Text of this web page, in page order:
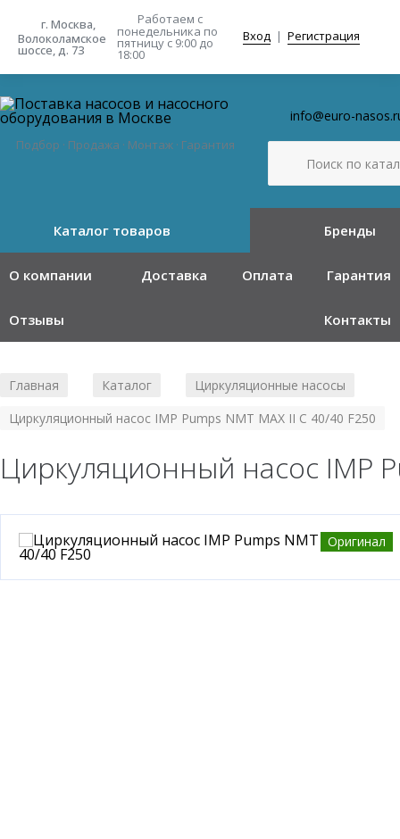
г. Москва,
Волоколамское
шоссе, д. 73
Работаем с
понедельника по
пятницу с 9:00 до
18:00
Вход | Регистрация
Подбор · Продажа · Монтаж · Гарантия
info@euro-
Каталог товаров Бренды
О компании Доставка Оплата Гарантия
Отзывы Контакты
Главная Каталог Циркуляционные насосы
Циркуляционный насос IMP Pumps NMT MAX II C 40/40 F250
Циркуляционный насос IMP
Оригинал